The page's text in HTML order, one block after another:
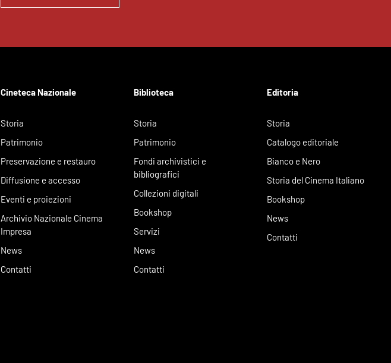
Cineteca Nazionale
Storia
Patrimonio
Preservazione e restauro
Diffusione e accesso
Eventi e proiezioni
Archivio Nazionale Cinema
Impresa
News
Contatti
Biblioteca
Storia
Patrimonio
Fondi archivistici e
bibliografici
Collezioni digitali
Bookshop
Servizi
News
Contatti
Editoria
Storia
Catalogo editoriale
Bianco e Nero
Storia del Cinema Italiano
Bookshop
News
Contatti